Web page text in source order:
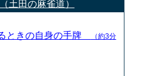
土田の麻雀道）
ときの自身の手牌
（約3分